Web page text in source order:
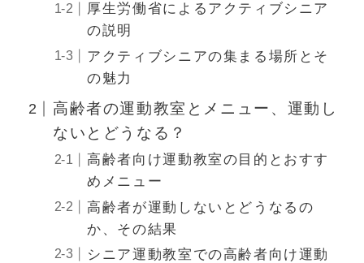
厚生労働省によるアクティブシニア
の説明
アクティブシニアの集まる場所とそ
の魅力
高齢者の運動教室とメニュー、運動し
ないとどうなる？
高齢者向け運動教室の目的とおすす
めメニュー
高齢者が運動しないとどうなるの
か、その結果
シニア運動教室での高齢者向け運動